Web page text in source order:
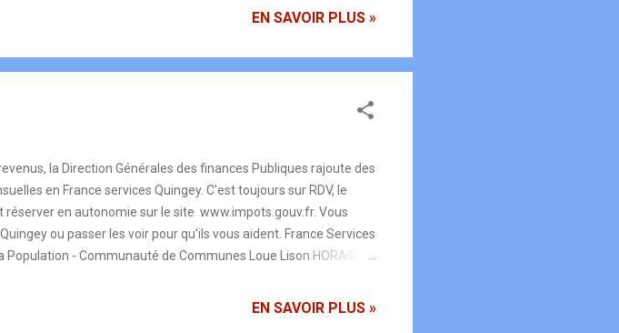
organisera comme chaque année une buvette et petite
EN SAVOIR PLUS »
la Direction Générales des finances Publiques rajoute des
en France services Quingey. C'est toujours sur RDV, le
réserver en autonomie sur le site www.impots.gouv.fr. Vous
ou passer les voir pour qu'ils vous aident. France Services
Population - Communauté de Communes Loue Lison HORAIRES
après-midi, vendredi à 16h, samedi semaines impaires, jours
EN SAVOIR PLUS »